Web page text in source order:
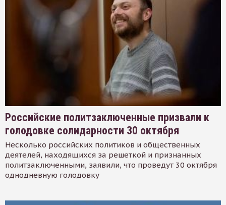
Российские политзаключенные призвали к
голодовке солидарности 30 октября
Несколько российских политиков и общественных
деятелей, находящихся за решеткой и признанных
политзаключенными, заявили, что проведут 30 октября
однодневную голодовку